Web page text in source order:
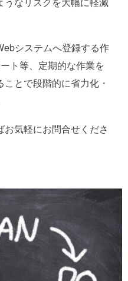
システムへ登録する作
ト等、定期的な作業を
とで段階的に省力化・
気軽にお問合せくださ